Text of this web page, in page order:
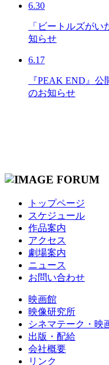
6.30
「ビートルズが
知らせ
6.17
『PEAK END』
のお知らせ
トップページ
スケジュール
作品案内
アクセス
劇場案内
ニュース
お問い合わせ
映画館
映像研究所
シネマテーク・映
出版・配給
会社概要
リンク